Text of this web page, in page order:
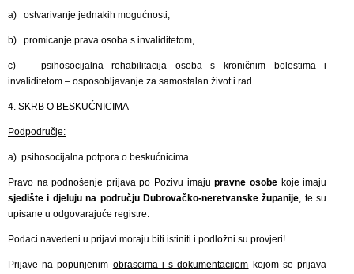
a) ostvarivanje jednakih mogućnosti,
b) promicanje prava osoba s invaliditetom,
c) psihosocijalna rehabilitacija osoba s kroničnim bolestima i
invaliditetom – osposobljavanje za samostalan život i rad.
4. SKRB O BESKUĆNICIMA
Podpodručje:
a) psihosocijalna potpora o beskućnicima
Pravo na podnošenje prijava po Pozivu imajupravne osobekoje imaju
sjedište i djeluju na području Dubrovačko-neretvanske županije, te su
upisane u odgovarajuće registre.
Podaci navedeni u prijavi moraju biti istiniti i podložni su provjeri!
Prijave na popunjenim obrascima i s dokumentacijom kojom se prijava